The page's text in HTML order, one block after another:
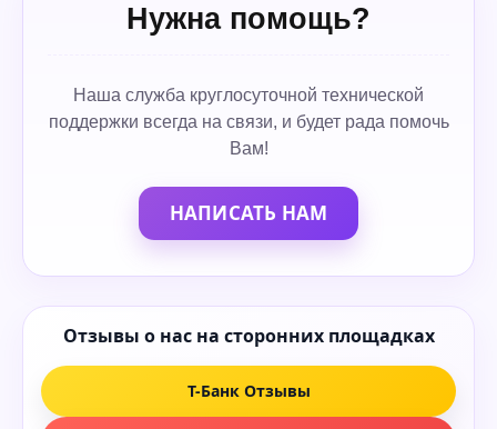
Нужна помощь?
Наша служба круглосуточной технической
поддержки всегда на связи, и будет рада помочь
Вам!
НАПИСАТЬ НАМ
Отзывы о нас на сторонних площадках
Т-Банк Отзывы